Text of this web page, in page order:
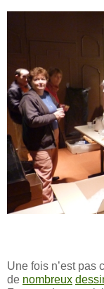
Une fois n’est pas
de nombreux